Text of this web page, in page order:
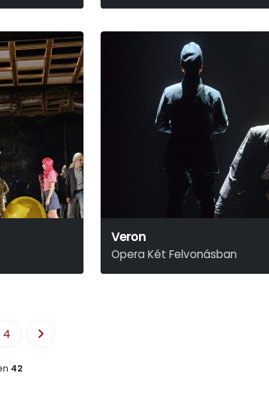
Veron
Opera Két Felvonásban
Selmeczi György
4
42